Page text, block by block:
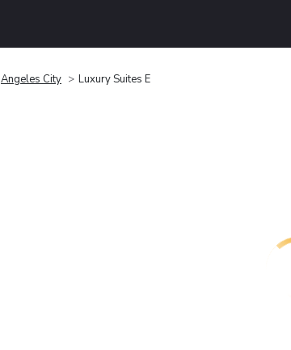
Angeles City Luxury Suites E